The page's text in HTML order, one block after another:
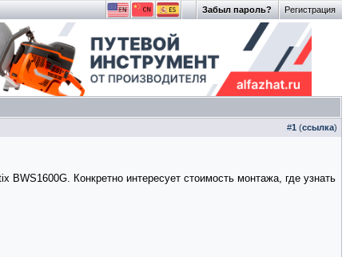
Регистрация
Забыл пароль?
#1 (ссылка)
Конкретно интересует стоимость монтажа, где узнать